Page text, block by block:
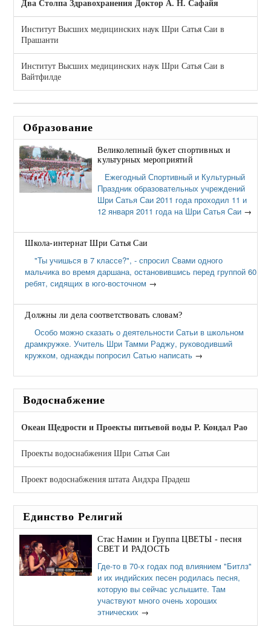
Два Столпа Здравохранения Доктор А. Н. Сафайя
Институт Высших медицинских наук Шри Сатья Саи в
Прашанти
Институт Высших медицинских наук Шри Сатья Саи в
Вайтфилде
Образование
Великолепный букет спортивных и
культурных мероприятий
Ежегодный Спортивный и Культурный
Праздник образовательных учреждений
Шри Сатья Саи 2011 года проходил 11 и
12 января 2011 года на Шри Сатья Саи →
Школа-интернат Шри Сатья Саи
"Ты учишься в 7 классе?", - спросил Свами одного
мальчика во время даршана, остановившись перед группой 60
ребят, сидящих в юго-восточном →
Должны ли дела соответствовать словам?
Особо можно сказать о деятельности Сатьи в школьном
драмкружке. Учитель Шри Тамми Раджу, руководивший
кружком, однажды попросил Сатью написать →
Водоснабжение
Океан Щедрости и Проекты питьевой воды Р. Кондал Рао
Проекты водоснабжения Шри Сатья Саи
Проект водоснабжения штата Андхра Прадеш
Единство Религий
Стас Намин и Группа ЦВЕТЫ - песня
СВЕТ И РАДОСТЬ
Где-то в 70-х годах под влиянием "Битлз"
и их индийских песен родилась песня,
которую вы сейчас услышите. Там
участвуют много очень хороших
этнических →